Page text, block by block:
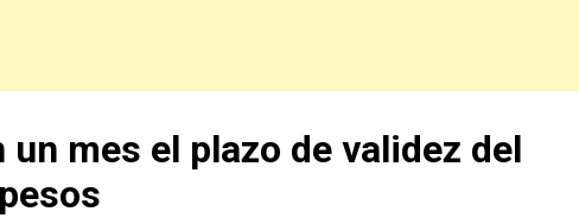
un mes el plazo de validez del